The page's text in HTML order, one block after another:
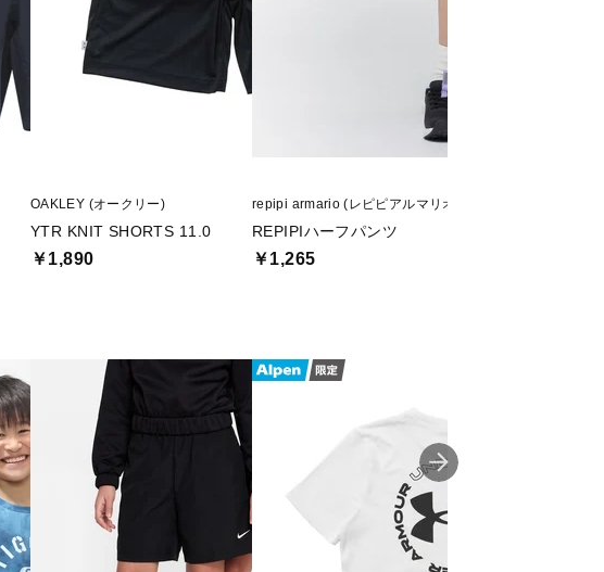
OAKLEY (オークリー)
YTR KNIT SHORTS 11.0
￥1,890
repipi armario (レピピアルマリオ)
REPIPIハーフパンツ
￥1,265